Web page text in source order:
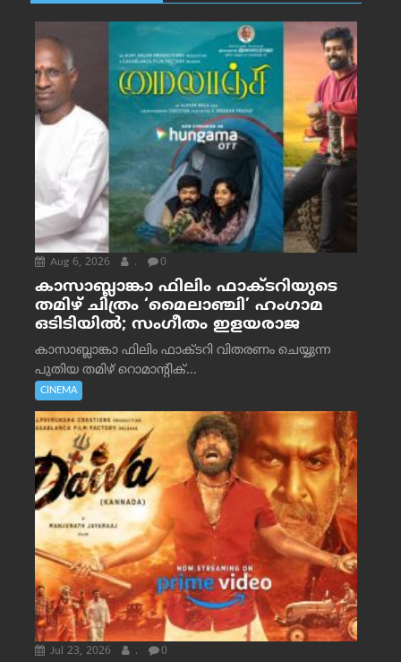
Aug 6, 2026 . 0
കാസാബ്ലാങ്കാ ഫിലിം ഫാക്ടറിയുടെ
തമിഴ് ചിത്രം ‘മൈലാഞ്ചി’ ഹംഗാമ
ഒടിടിയിൽ; സംഗീതം ഇളയരാജ
കാസാബ്ലാങ്കാ ഫിലിം ഫാക്ടറി വിതരണം ചെയ്യുന്ന
പുതിയ തമിഴ് റൊമാന്റിക്...
CINEMA
Jul 23, 2026 . 0